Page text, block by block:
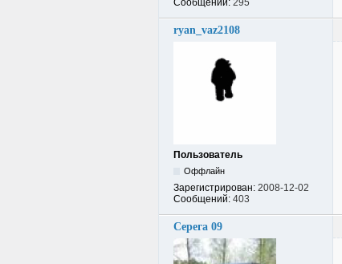
ryan_vaz2108
Пользователь
Оффлайн
Зарегистрирован: 2008-12-02
Сообщений: 403
Серега 09